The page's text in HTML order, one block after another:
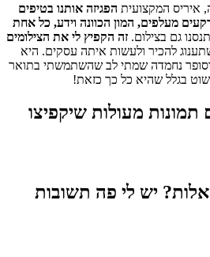
איריס המקצועית הפגיזה אותנו בטיפים
מעלפים, המון הכוונה וידע, כל אחת
גם בצילום. זה הקפיץ לי את הצילומים
להכיר ולעשות איתה עסקים. היא
וסופר נחמדה שמתי לב שהשתמשתי בתואר
בגלל שהיא כל כך כזאת!
תמונות מעולות שיקפיצו
יש לי פה תשובות